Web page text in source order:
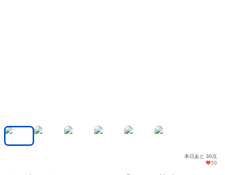
本日あと 30点
50